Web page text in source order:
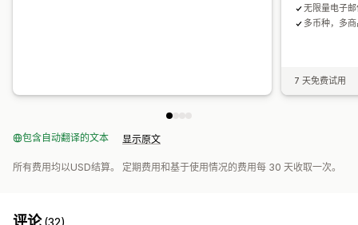
无限量电子
多币种，多
7 天免费试用
包含自动翻译的文本 显示原文
所有费用均以USD结算。 定期费用和基于使用情况的费用每 30 天收取一次。